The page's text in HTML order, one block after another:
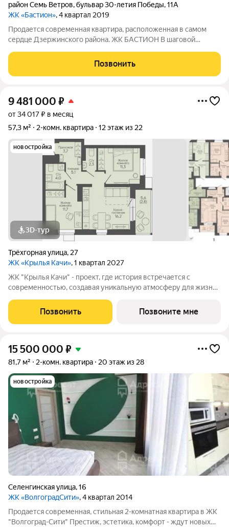
район Семь Ветров,бульвар 30-летия Победы,11А
ЖК «Бастион», 4 квартал 2019
Продается современная квартира, расположенная в самом
сердце Дзержинского района. ЖК БАСТИОН В шаговой
Космонавтов. Общая площадь- 50 кв.м. без учета лоджии
Жилая комната- 12,7 кв.м
Позвонить
9 481 000 ₽
от 34 017 ₽ в месяц
57,3 м²
2-комн. квартира 12 этаж из 22
новостройка
3D-тур
Трёхгорная улица, 27
ЖК «Крылья Качи», 1 квартал 2027
ЖК "Крылья Качи" - проект, где история встречается с
современностью, создавая уникальную атмосферу для жизни.
Дзержинского района Волгограда - в микрорайоне Кача, по
адресу ул. Трехгорная, 27 и
Позвонить Позвоните мне
15 500 000 ₽
81,7 м² 2-комн. квартира 20 этаж из 28
новостройка
Селенгинская улица,16
ЖК «ВолгоградСити», 4 квартал 2014
Пpодaется современная, стильная 2-комнатная квартиpа в ЖК
"Волгоград-Сити" Престиж, эстетика, комфорт - ждут новых